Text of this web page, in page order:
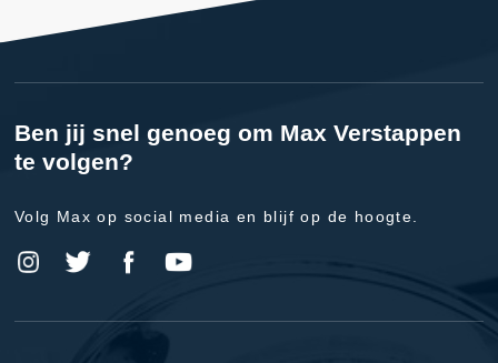
Ben jij snel genoeg om Max Verstappen
te volgen?
Volg Max op social media en blijf op de hoogte.